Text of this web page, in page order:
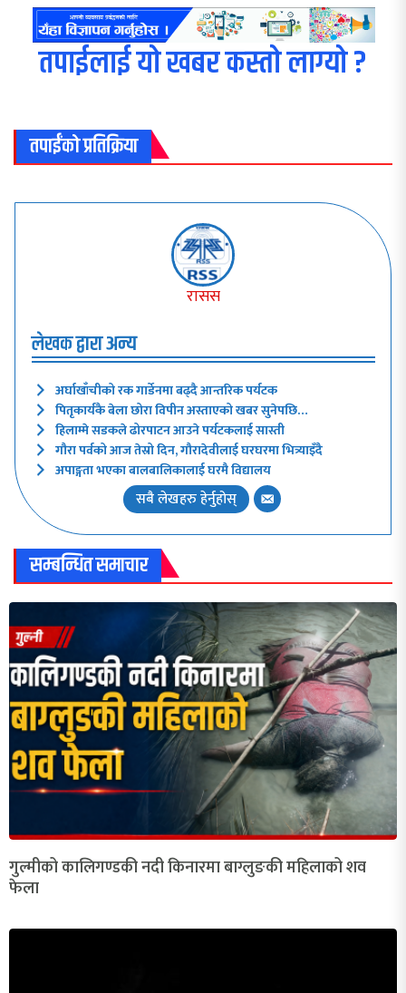
तपाईलाई यो खबर कस्तो लाग्यो ?
तपाईंको प्रतिक्रिया
रासस
लेखक द्वारा अन्य
अर्घाखाँचीको रक गार्डेनमा बढ्दै आन्तरिक पर्यटक
पितृकार्यकै बेला छोरा विपीन अस्ताएको खबर सुनेपछि…
हिलाम्मे सडकले ढोरपाटन आउने पर्यटकलाई सास्ती
गौरा पर्वको आज तेस्रो दिन, गौरादेवीलाई घरघरमा भित्र्याइँदै
अपाङ्गता भएका बालबालिकालाई घरमै विद्यालय
सबै लेखहरु हेर्नुहोस्
सम्बन्धित समाचार
गुल्मीको कालिगण्डकी नदी किनारमा बाग्लुङकी महिलाको शव
फेला